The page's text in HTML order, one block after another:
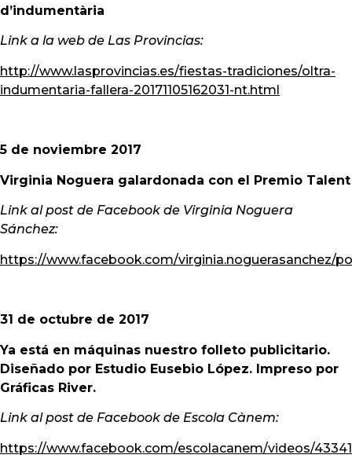
d’indumentària
Link a la web de Las Provincias:
http://www.lasprovincias.es/fiestas-tradiciones/oltra-
indumentaria-fallera-20171105162031-nt.html
5 de noviembre 2017
Virginia Noguera galardonada con el Premio Talent
Link al post de Facebook de Virginia Noguera
Sánchez:
https://www.facebook.com/virginia.noguerasanchez/
31 de octubre de 2017
Ya está en máquinas nuestro folleto publicitario.
Diseñado por Estudio Eusebio López. Impreso por
Gráficas River.
Link al post de Facebook de Escola Cànem:
https://www.facebook.com/escolacanem/videos/